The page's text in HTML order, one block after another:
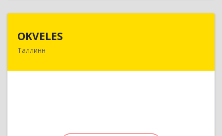
OKVELES
Таллинн